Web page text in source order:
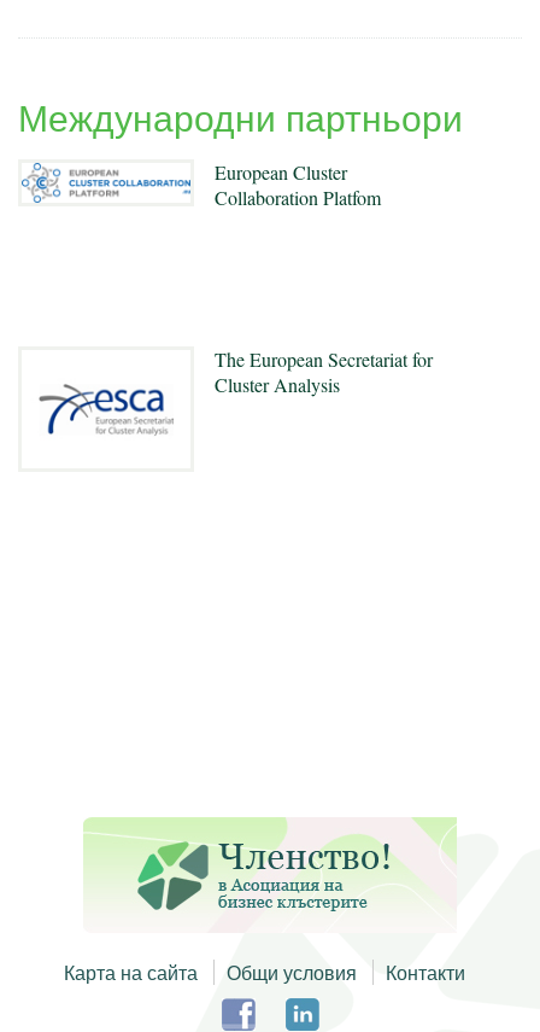
Международни партньори
European Cluster
Collaboration Platfom
The European Secretariat for
Cluster Analysis
Карта на сайта Общи условия Контакти